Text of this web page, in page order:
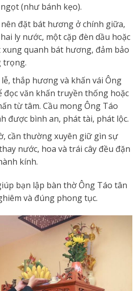
(như bánh kẹo).
đặt bát hương ở chính giữa,
ly nước, một cặp đèn dầu hoặc
xung quanh bát hương, đảm bảo
trọng.
thắp hương và khấn vái Ông
đọc văn khấn truyền thống hoặc
từ tâm. Cầu mong Ông Táo
được bình an, phát tài, phát lộc.
cần thường xuyên giữ gìn sự
nước, hoa và trái cây đều đặn
kính.
bạn lập bàn thờ Ông Táo tân
và đúng phong tục.